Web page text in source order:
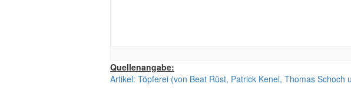
Quellenangabe:
Artikel: Töpferei (von Beat Rüst, Patrick Kenel, Thomas Schoch